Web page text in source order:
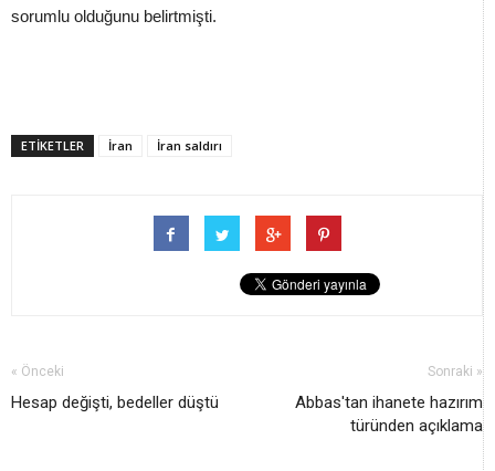
sorumlu olduğunu belirtmişti.
ETİKETLER İran İran saldırı
« Önceki
Hesap değişti, bedeller düştü
Sonraki »
Abbas'tan ihanete hazırım
türünden açıklama